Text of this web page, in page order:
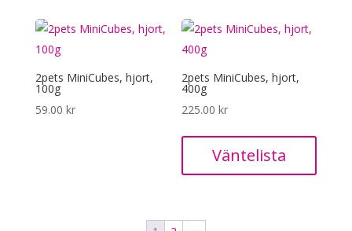
2pets MiniCubes, hjort,
100g
59.00 kr
2pets MiniCubes, hjort,
400g
225.00kr
Väntelista